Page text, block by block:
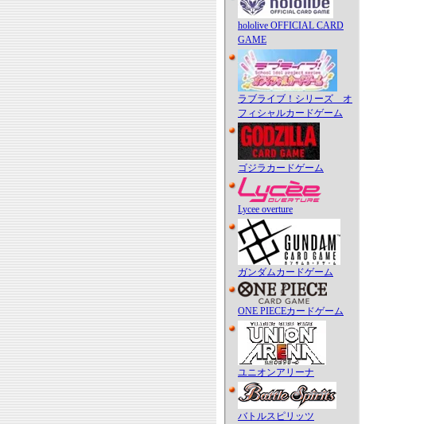
hololive OFFICIAL CARD
GAME
ラブライブ！シリーズ オ
フィシャルカードゲーム
ゴジラカードゲーム
Lycee overture
ガンダムカードゲーム
ONE PIECEカードゲーム
ユニオンアリーナ
バトルスピリッツ